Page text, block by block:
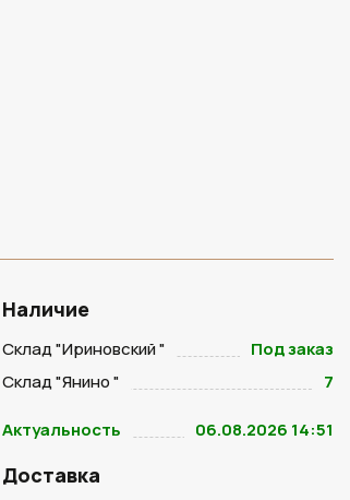
Наличие
Склад "Ириновский "
Под заказ
Склад "Янино "
7
Актуальность 06.08.2026 14:51
Доставка